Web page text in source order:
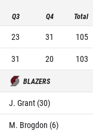
Q3 Q4 Total
23 31
105
31 20 103
BLAZERS
J. Grant (30)
M. Brogdon (6)